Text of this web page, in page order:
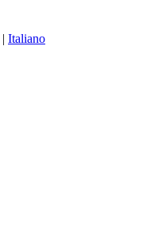
| Italiano